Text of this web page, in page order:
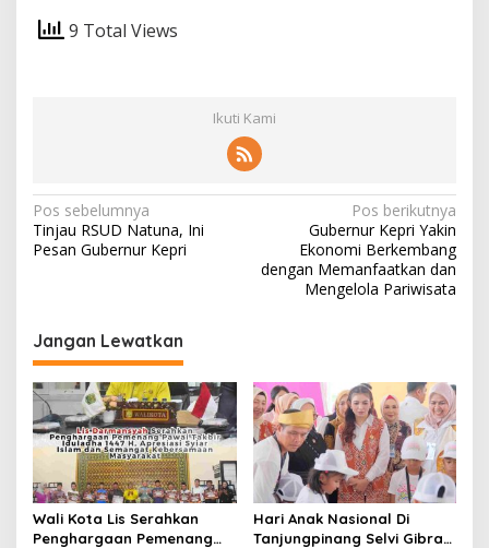
9 Total Views
Ikuti Kami
N
a
g
a
s
i
p
o
s
Pos sebelumnya
Tinjau RSUD Natuna, Ini
Pesan Gubernur Kepri
Pos berikutnya
Gubernur Kepri Yakin
Ekonomi Berkembang
dengan Memanfaatkan dan
Mengelola Pariwisata
Jangan Lewatkan
Wali Kota Lis Serahkan
Penghargaan Pemenang
Hari Anak Nasional Di
Tanjungpinang Selvi Gibran